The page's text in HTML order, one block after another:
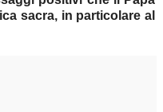
sacra, in particolare al